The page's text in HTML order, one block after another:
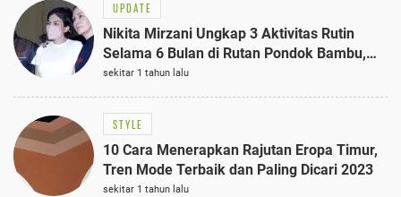
UPDATE
Nikita Mirzani Ungkap 3 Aktivitas Rutin
Selama 6 Bulan di Rutan Pondok Bambu,
Terungkap!
sekitar 1 tahun lalu
STYLE
10 Cara Menerapkan Rajutan Eropa Timur,
Tren Mode Terbaik dan Paling Dicari 2023
sekitar 1 tahun lalu